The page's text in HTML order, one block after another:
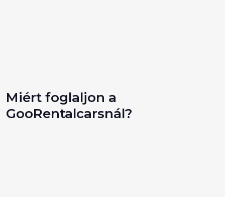
Miért foglaljon a
GooRentalcarsnál?